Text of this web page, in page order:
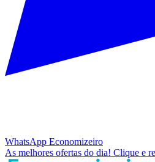
WhatsApp Economizeiro
As melhores ofertas do dia! Clique e